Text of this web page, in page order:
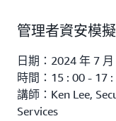
管理者資安模
日期：2024 年 7 月
時間：15 : 00 - 17 :
講師：Ken Lee,
Services